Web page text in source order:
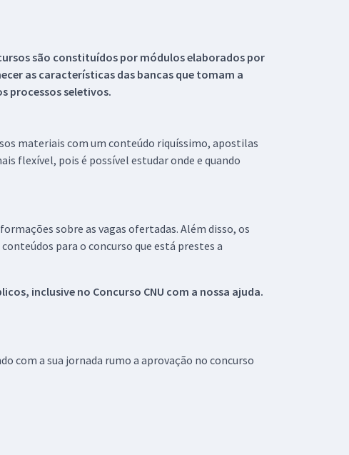
são constituídos por módulos elaborados por
as características das bancas que tomam a
processos seletivos.
materiais com um conteúdo riquíssimo, apostilas
flexível, pois é possível estudar onde e quando
sobre as vagas ofertadas. Além disso, os
para o concurso que está prestes a
inclusive no Concurso CNU com a nossa ajuda.
com a sua jornada rumo a aprovação no concurso